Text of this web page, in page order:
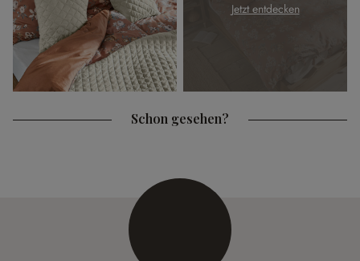
Jetzt entdecken
Schon gesehen?